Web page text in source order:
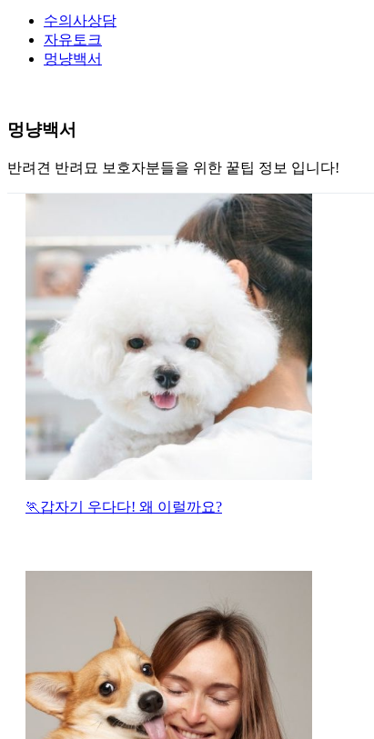
수의사상담
자유토크
멍냥백서
멍냥백서
반려견 반려묘 보호자분들을 위한 꿑팁 정보 입니다!
🏃갑자기 우다다! 왜 이럴까요?